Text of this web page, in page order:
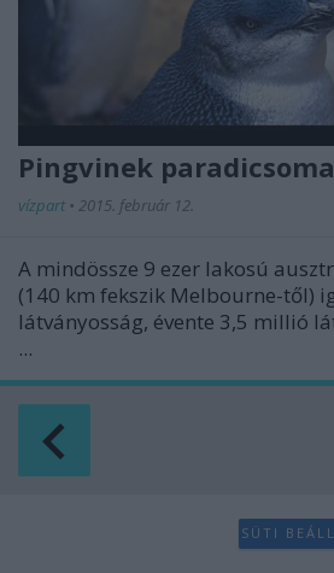
Pingvinek paradicsoma
vízpart • 2015. február 12.
A mindössze 9 ezer lakosú
(140 km fekszik Melbourne-től)
látványosság, évente 3,5 millió
...
SÜTI